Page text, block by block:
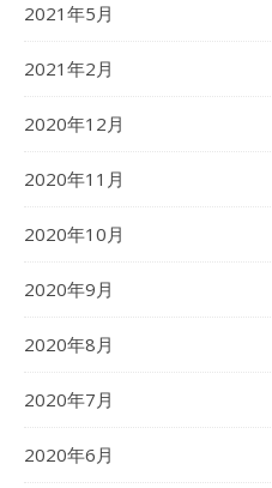
2021年5月
2021年2月
2020年12月
2020年11月
2020年10月
2020年9月
2020年8月
2020年7月
2020年6月